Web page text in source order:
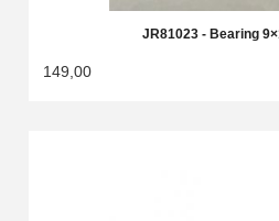
JR81023 - Bearing
149,00